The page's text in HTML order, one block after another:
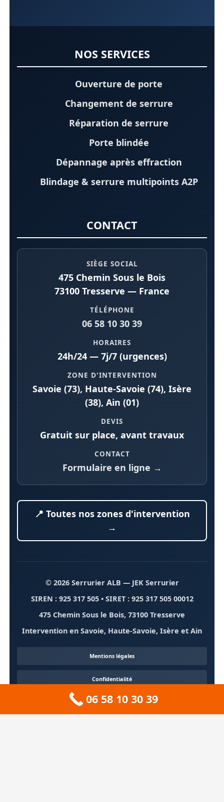
NOS SERVICES
Ouverture de porte
Changement de serrure
Réparation de serrure
Porte blindée
Dépannage après effraction
Blindage & serrure multipoints A2P
CONTACT
SIÈGE SOCIAL
475 Chemin Sous le Bois
73100 Tresserve — France
TÉLÉPHONE
06 58 10 30 39
HORAIRES
24h/24 — 7j/7 (urgences)
ZONE D'INTERVENTION
Savoie (73), Haute-Savoie (74), Isère
(38), Ain (01)
DEVIS
Gratuit sur place, avant travaux
CONTACT
Formulaire en ligne →
📍 Toutes nos zones d'intervention
→
© 2026 Serrurier ALB — JEK Serrurier
SIREN : 925 317 505 • SIRET : 925 317 505 00012
475 Chemin Sous le Bois, 73100 Tresserve
Intervention en Savoie, Haute-Savoie, Isère et Ain
Mentions légales
Confidentialité
Contact
06 58 10 30 39